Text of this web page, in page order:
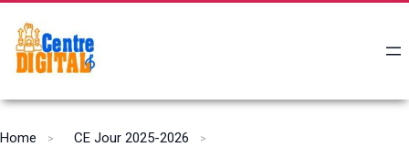
Home
CE Jour 2025-2026